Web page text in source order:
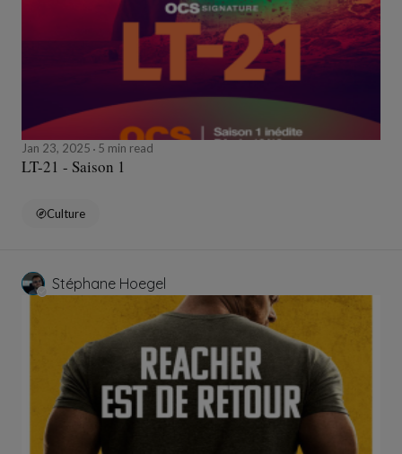
Jan 23, 2025 5 min read
LT-21 - Saison 1
Culture
Stéphane Hoegel